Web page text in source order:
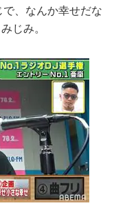
、なんか幸せだな
じみ。